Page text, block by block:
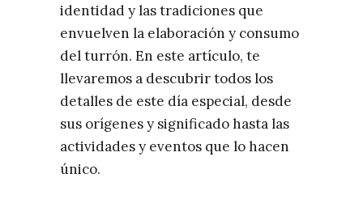
identidad y las tradiciones que
envuelven la elaboración y consumo
del turrón. En este artículo, te
llevaremos a descubrir todos los
detalles de este día especial, desde
sus orígenes y significado hasta las
actividades y eventos que lo hacen
único.